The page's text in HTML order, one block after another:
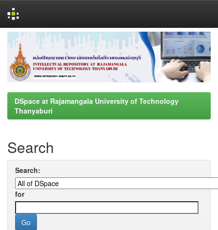
navigation
DSpace at Rajamangala University of Technology
Thanyaburi
Search
Search:
for